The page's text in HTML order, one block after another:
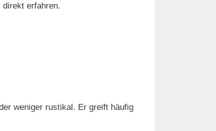
direkt erfahren.
weniger rustikal. Er greift häufig